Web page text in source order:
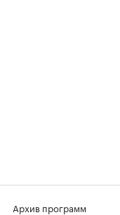
Архив программ